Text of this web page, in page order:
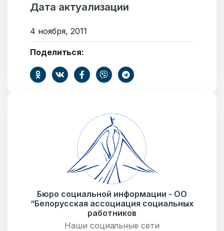
Добро пожаловать
Бюро социальной информации
Email:pr@basw-ngo.by
+375 (17) 235-04-48
Дата актуализации
4 ноября, 2011
Поделиться:
Бюро социальной информации - ОО
“Белорусская ассоциация социальных
работников
Наши социальные сети